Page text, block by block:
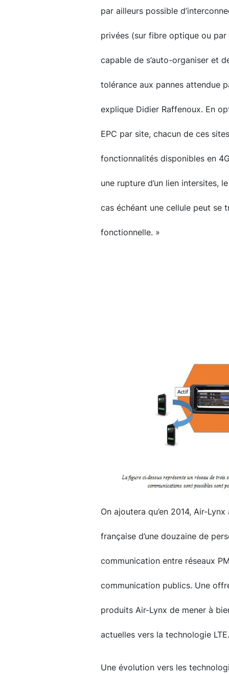
par ailleurs possible
privées (sur fibre optique ou par
capable de s’auto-organiser et
tolérance aux pannes attendue
explique Didier Raffenoux. En
EPC par site, chacun de ces
fonctionnalités disponibles en
une rupture d’un lien intersites,
cas échéant une cellule peut se
fonctionnelle. »
On ajoutera qu’en 2014, Air-
française d’une douzaine de
communication entre réseaux
communication publics. Une
produits Air-Lynx de mener à
actuelles vers la technologie LTE.
Une évolution vers les